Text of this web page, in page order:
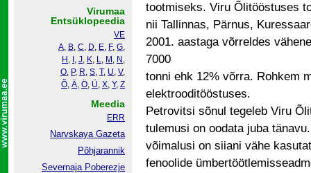
tootmiseks. Viru Õlitööstuses
nii Tallinnas, Pärnus,
2001. aastaga võrreldes
7000
tonni ehk 12% võrra. Rohkem
elektrooditööstuses.
Petrovitsi sõnul tegeleb Viru
tulemusi on oodata juba
võimalusi on siiani vähe
fenoolide
Virumaa
Entsüklopeedia
VE
A, B, C, D, E, F, G,
H , , J, K, L, M , N ,
O, P, R, S, T, U, V,
Õ, Ä, Ö, Ü, X, Y, Z
Meedia
ERR
Narvskaya Gazeta
Põhjarannik
Severnaja Poberezje